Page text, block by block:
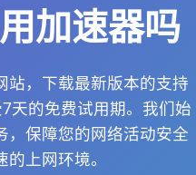
加速器吗
站，下载最新版本的支持
天的免费试用期。我们始
，保障您的网络活动安全
上网环境。